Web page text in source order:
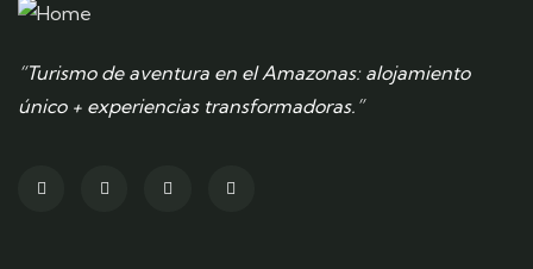
“Turismo de aventura en el Amazonas: alojamiento
único + experiencias transformadoras.”